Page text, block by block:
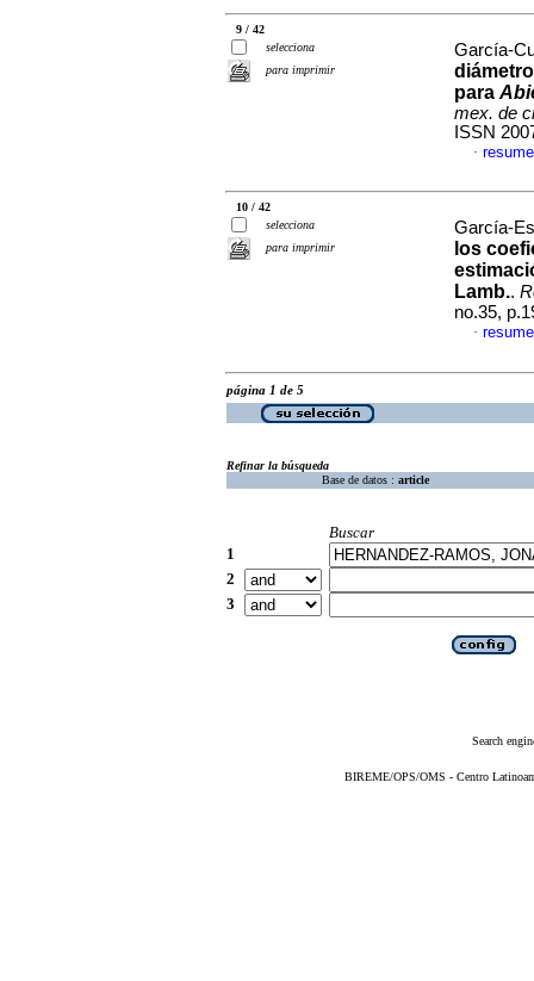
9 / 42
selecciona
para imprimir
García-
para
mex. de
ISSN
·
10 / 42
selecciona
para imprimir
García-
los
Lamb..
no.35,
·
página 1 de 5
Refinar la búsqueda
Base de datos : article
Buscar
1
2
3
Search
BIREME/OPS/OMS - Centro